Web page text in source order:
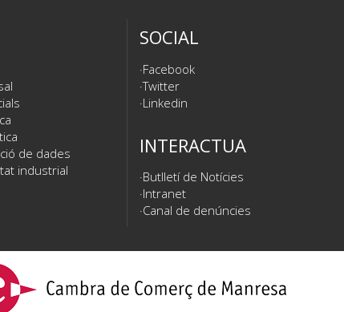
de dades
industrial
SOCIAL
Facebook
Twitter
Linkedin
INTERACTUA
Butlletí de Notícies
Intranet
Canal de denúncies